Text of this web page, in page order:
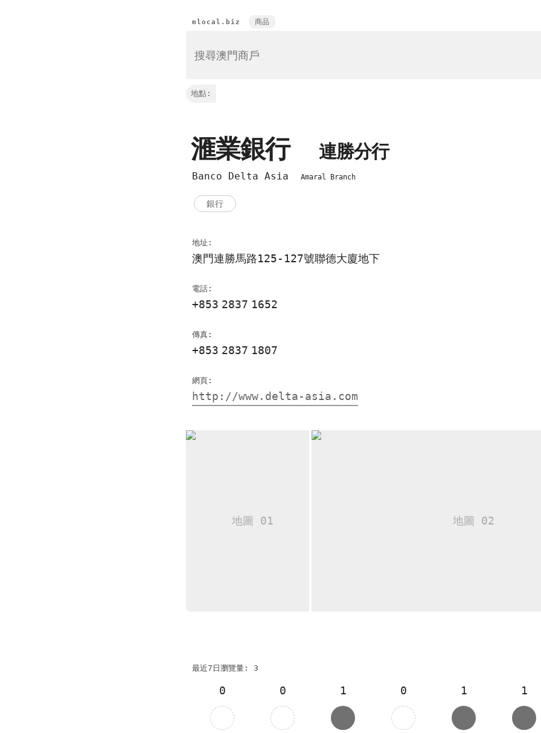
mlocal.biz 商品
地點:
滙業銀行 連勝分行
Banco Delta Asia Amaral Branch
銀行
地址:
澳門連勝馬路125-127號聯德大廈地下
電話:
+853 2837 1652
傳真:
+853 2837 1807
網頁:
http://www.delta-asia.com
最近7日瀏覽量: 3
0 0 1 0 1 1